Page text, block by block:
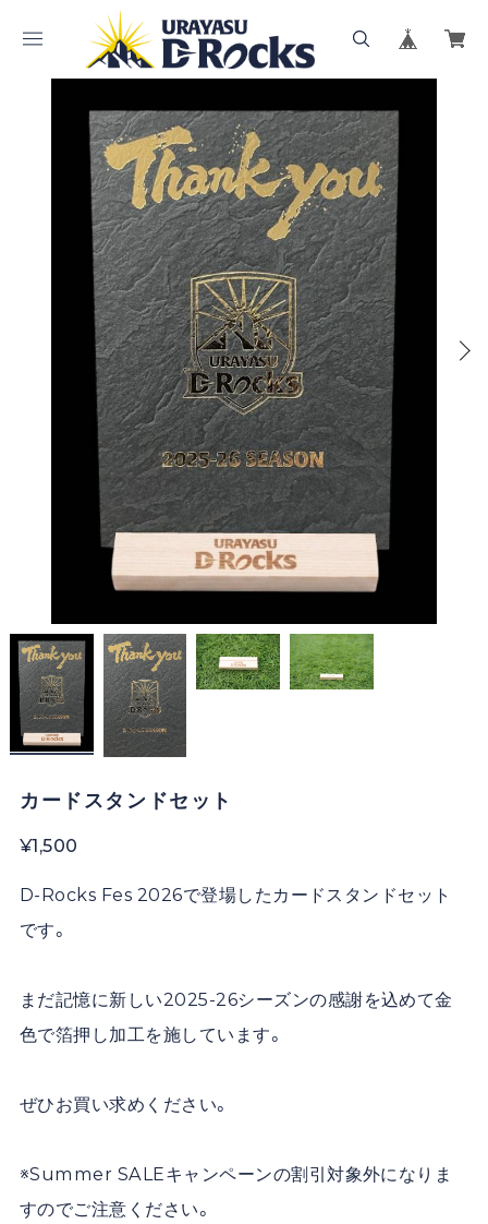
カードスタンドセット
¥1,500
D-Rocks Fes 2026で登場したカードスタンドセット
です。
まだ記憶に新しい2025-26シーズンの感謝を込めて金
色で箔押し加工を施しています。
ぜひお買い求めください。
※Summer SALEキャンペーンの割引対象外になりま
すのでご注意ください。